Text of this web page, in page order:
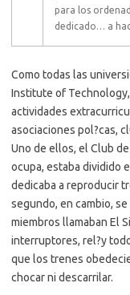
para los
dedicado… a
Como todas las
Institute of
actividades
asociaciones pol?cas,
Uno de ellos, el Club
ocupa, estaba dividido
dedicaba a reproducir
segundo, en cambio,
miembros llamaban El
interruptores, rel?y
que los trenes
chocar ni descarrilar.